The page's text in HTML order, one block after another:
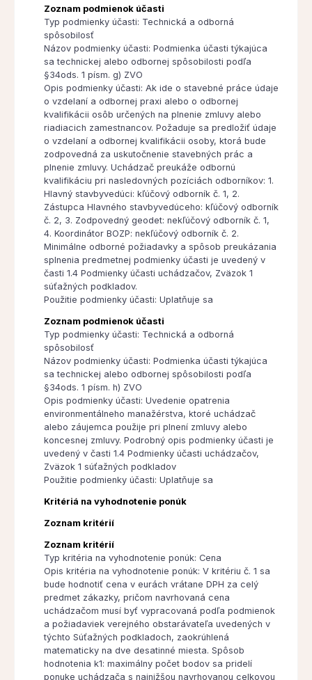
Zoznam podmienok účasti
Typ podmienky účasti: Technická a odborná
spôsobilosť
Názov podmienky účasti: Podmienka účasti týkajúca
sa technickej alebo odbornej spôsobilosti podľa
§34ods. 1 písm. g) ZVO
Opis podmienky účasti: Ak ide o stavebné práce údaje
o vzdelaní a odbornej praxi alebo o odbornej
kvalifikácii osôb určených na plnenie zmluvy alebo
riadiacich zamestnancov. Požaduje sa predložiť údaje
o vzdelaní a odbornej kvalifikácii osoby, ktorá bude
zodpovedná za uskutočnenie stavebných prác a
plnenie zmluvy. Uchádzač preukáže odbornú
kvalifikáciu pri nasledovných pozíciách odborníkov: 1.
Hlavný stavbyvedúci: kľúčový odborník č. 1, 2.
Zástupca Hlavného stavbyvedúceho: kľúčový odborník
č. 2, 3. Zodpovedný geodet: nekľúčový odborník č. 1,
4. Koordinátor BOZP: nekľúčový odborník č. 2.
Minimálne odborné požiadavky a spôsob preukázania
splnenia predmetnej podmienky účasti je uvedený v
časti 1.4 Podmienky účasti uchádzačov, Zväzok 1
súťažných podkladov.
Použitie podmienky účasti: Uplatňuje sa
Zoznam podmienok účasti
Typ podmienky účasti: Technická a odborná
spôsobilosť
Názov podmienky účasti: Podmienka účasti týkajúca
sa technickej alebo odbornej spôsobilosti podľa
§34ods. 1 písm. h) ZVO
Opis podmienky účasti: Uvedenie opatrenia
environmentálneho manažérstva, ktoré uchádzač
alebo záujemca použije pri plnení zmluvy alebo
koncesnej zmluvy. Podrobný opis podmienky účasti je
uvedený v časti 1.4 Podmienky účasti uchádzačov,
Zväzok 1 súťažných podkladov
Použitie podmienky účasti: Uplatňuje sa
Kritériá na vyhodnotenie ponúk
Zoznam kritérií
Zoznam kritérií
Typ kritéria na vyhodnotenie ponúk: Cena
Opis kritéria na vyhodnotenie ponúk: V kritériu č. 1 sa
bude hodnotiť cena v eurách vrátane DPH za celý
predmet zákazky, pričom navrhovaná cena
uchádzačom musí byť vypracovaná podľa podmienok
a požiadaviek verejného obstarávateľa uvedených v
týchto Súťažných podkladoch, zaokrúhlená
matematicky na dve desatinné miesta. Spôsob
hodnotenia k1: maximálny počet bodov sa pridelí
ponuke uchádzača s najnižšou navrhovanou celkovou